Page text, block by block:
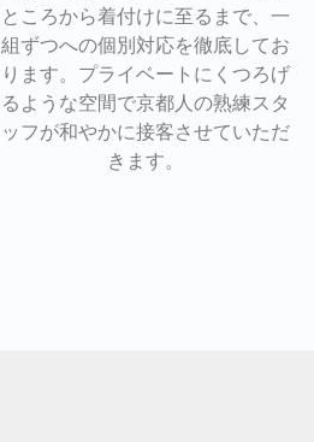
ところから着付けに至るまで、一
組ずつへの個別対応を徹底してお
ります。プライベートにくつろげ
るような空間で京都人の熟練スタ
ッフが和やかに接客させていただ
きます。